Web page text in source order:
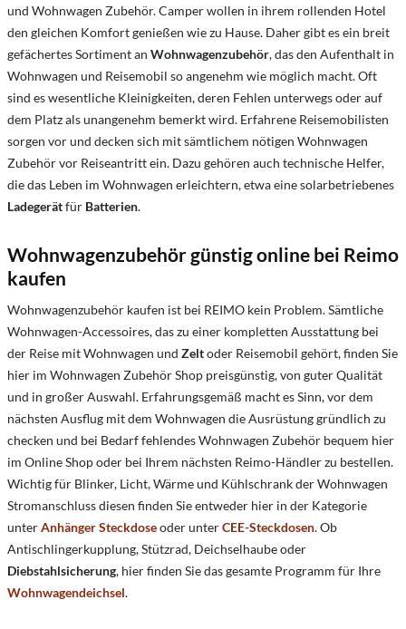
und Wohnwagen Zubehör. Camper wollen in ihrem rollenden Hotel
den gleichen Komfort genießen wie zu Hause. Daher gibt es ein breit
gefächertes Sortiment an Wohnwagenzubehör, das den Aufenthalt in
Wohnwagen und Reisemobil so angenehm wie möglich macht. Oft
sind es wesentliche Kleinigkeiten, deren Fehlen unterwegs oder auf
dem Platz als unangenehm bemerkt wird. Erfahrene Reisemobilisten
sorgen vor und decken sich mit sämtlichem nötigen Wohnwagen
Zubehör vor Reiseantritt ein. Dazu gehören auch technische Helfer,
die das Leben im Wohnwagen erleichtern, etwa eine solarbetriebenes
Ladegerätfür Batterien.
Wohnwagenzubehör günstig online bei Reimo
kaufen
Wohnwagenzubehör kaufen ist bei REIMO kein Problem. Sämtliche
Wohnwagen-Accessoires, das zu einer kompletten Ausstattung bei
der Reise mit Wohnwagen und Zeltoder Reisemobil gehört, finden Sie
hier im Wohnwagen Zubehör Shop preisgünstig, von guter Qualität
und in großer Auswahl. Erfahrungsgemäß macht es Sinn, vor dem
nächsten Ausflug mit dem Wohnwagen die Ausrüstung gründlich zu
checken und bei Bedarf fehlendes Wohnwagen Zubehör bequem hier
im Online Shop oder bei Ihrem nächsten Reimo-Händler zu bestellen.
Wichtig für Blinker, Licht, Wärme und Kühlschrank der Wohnwagen
Stromanschluss diesen finden Sie entweder hier in der Kategorie
unterAnhängerSteckdoseoder unterCEE-Steckdosen. Ob
Antischlingerkupplung, Stützrad, Deichselhaube oder
Diebstahlsicherung, hier finden Sie das gesamte Programm für Ihre
Wohnwagendeichsel.